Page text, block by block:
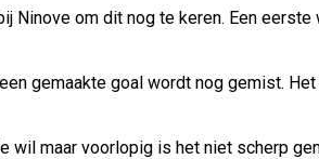
Ninove om dit nog te keren. Een
gemaakte goal wordt nog gemist.
wil maar voorlopig is het niet scherp